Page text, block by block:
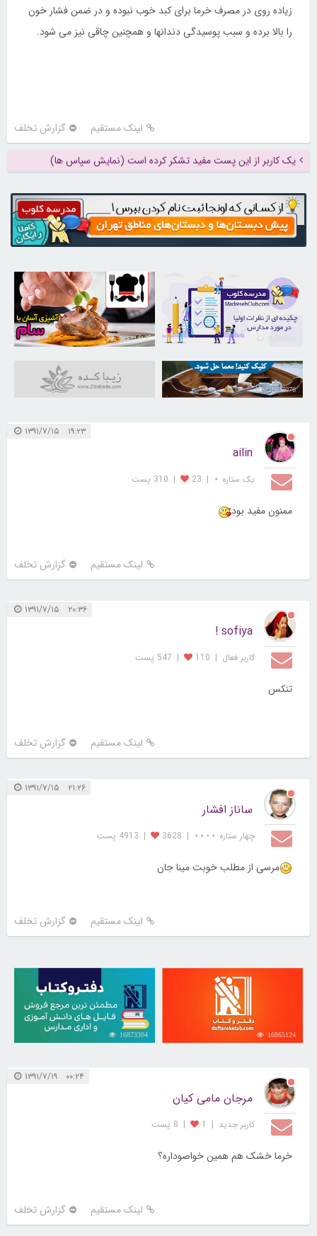
زیاده روی در مصرف خرما برای کبد خوب نبوده و در ضمن فشار خون
را بالا برده و سبب پوسیدگی دندانها و همچنین چاقی نیز می شود.
لینک مستقیم گزارش تخلف
یک کاربر از این پست مفید تشکر کرده است (نمایش سپاس ها)
30251919
31037076
۱۹:۲۳ ۱۳۹۱/۷/۱۵
ailin
یک ستاره ⋆ |
23
| 310 پست
ممنون مفيد بود
لینک مستقیم گزارش تخلف
۲۰:۳۶ ۱۳۹۱/۷/۱۵
sofiya !
کاربر فعال |
110
| 547 پست
تنکس
لینک مستقیم گزارش تخلف
۲۱:۲۶ ۱۳۹۱/۷/۱۵
ساناز افشار
چهار ستاره ⋆⋆⋆⋆ |
3628
| 4913 پست
مرسی از مطلب خوبت مینا جان
لینک مستقیم گزارش تخلف
16865124
16873304
۰۰:۲۴ ۱۳۹۱/۷/۱۹
مرجان مامی کیان
کاربر جديد |
1
| 8 پست
خرما خشک هم همین خواصوداره؟
لینک مستقیم گزارش تخلف